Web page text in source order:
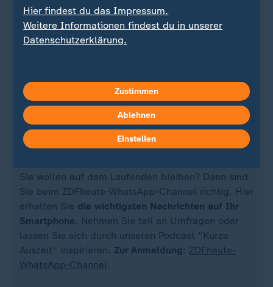
Quelle: dpa
Sie wollen auf dem Laufenden bleiben? Dann sind
Sie beim ZDFheute-WhatsApp-Channel richtig. Hier
erhalten Sie die wichtigsten Nachrichten auf Ihr
Smartphone. Nehmen Sie teil an Umfragen oder
lassen Sie sich durch unseren Podcast "Kurze
Auszeit" inspirieren. Zur Anmeldung : ZDFheute-
WhatsApp-Channel.
Hier findest du das Impressum.
Weitere Informationen findest du in unserer
Datenschutzerklärung.
Zustimmen
Ablehnen
Einstellen